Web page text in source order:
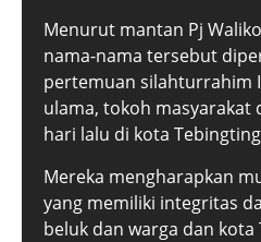
Menurut mantan Pj
nama-nama tersebut
pertemuan silahturrahim
ulama, tokoh masyarakat
hari lalu di kota
Mereka mengharapkan
yang memiliki integritas
beluk dan warga dan